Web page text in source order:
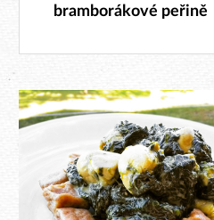
bramborákové peřině